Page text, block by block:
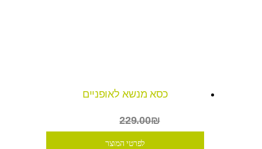
כסא מנשא לאופניים
₪199229.00₪
לפרטי המוצר